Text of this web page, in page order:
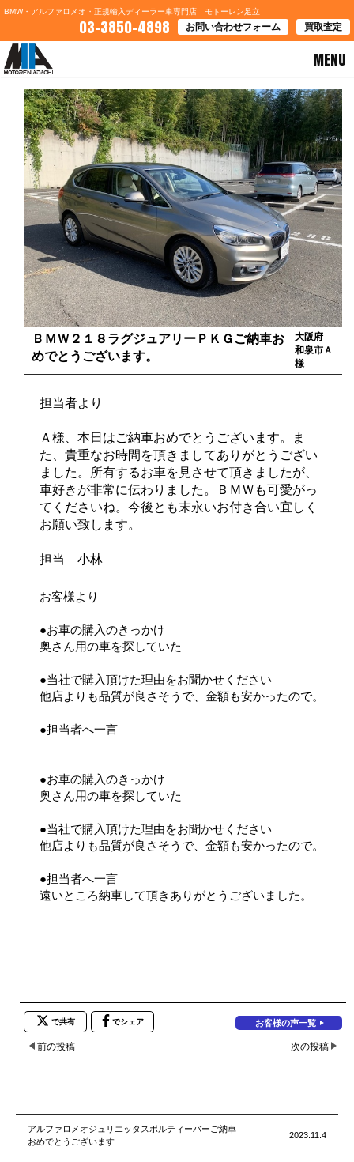
BMW・アルファロメオ・正規輸入ディーラー車専門店 モトーレン足立
03-3850-4898 お問い合わせフォーム 買取査定
MENU
HOME>お客様の声
ＢＭＷ２１８ラグジュアリーＰＫＧご納車お
めでとうございます。
大阪府
和泉市Ａ
様
担当者より
Ａ様、本日はご納車おめでとうございます。ま
た、貴重なお時間を頂きましてありがとうござい
ました。所有するお車を見させて頂きましたが、
車好きが非常に伝わりました。ＢＭＷも可愛がっ
てくださいね。今後とも末永いお付き合い宜しく
お願い致します。
担当 小林
お客様より
●お車の購入のきっかけ
奥さん用の車を探していた
●当社で購入頂けた理由をお聞かせください
他店よりも品質が良さそうで、金額も安かったので。
●担当者へ一言
●お車の購入のきっかけ
奥さん用の車を探していた
●当社で購入頂けた理由をお聞かせください
他店よりも品質が良さそうで、金額も安かったので。
●担当者へ一言
遠いところ納車して頂きありがとうございました。
で共有 でシェア お客様の声一覧
前の投稿 次の投稿
アルファロメオジュリエッタスポルティーバーご納車
おめでとうございます
2023.11.4